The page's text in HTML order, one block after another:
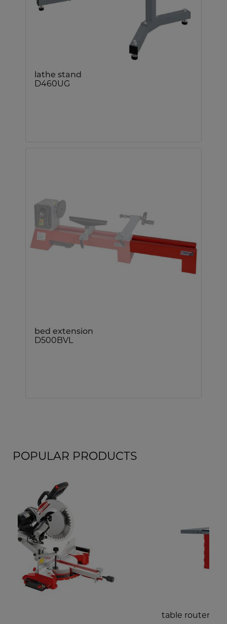
lathe stand
D460UG
bed extension
D500BVL
POPULAR PRODUCTS